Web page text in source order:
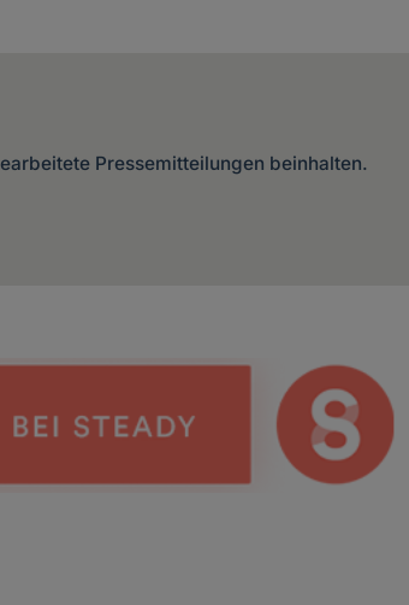
Pressemitteilungen beinhalten.